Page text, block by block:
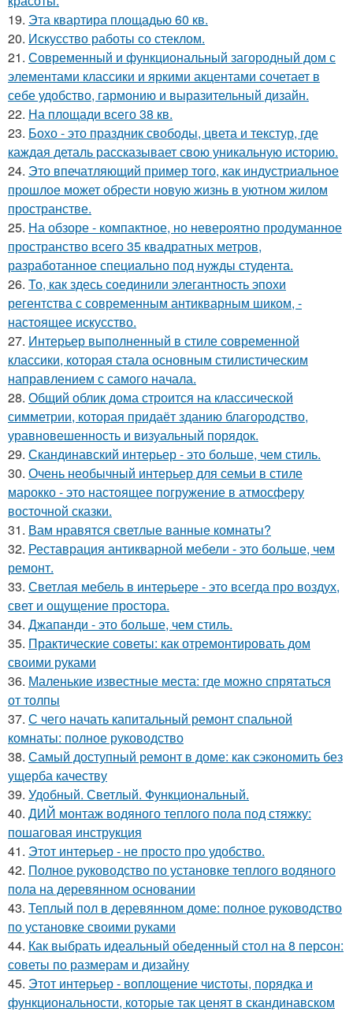
19. Эта квартира площадью 60 кв.
20. Искусство работы со стеклом.
21. Современный и функциональный загородный дом с
элементами классики и яркими акцентами сочетает в
себе удобство, гармонию и выразительный дизайн.
22. На площади всего 38 кв.
23. Бохо - это праздник свободы, цвета и текстур, где
каждая деталь рассказывает свою уникальную историю.
24. Это впечатляющий пример того, как индустриальное
прошлое может обрести новую жизнь в уютном жилом
пространстве.
25. На обзоре - компактное, но невероятно продуманное
пространство всего 35 квадратных метров,
разработанное специально под нужды студента.
26. То, как здесь соединили элегантность эпохи
регентства с современным антикварным шиком, -
настоящее искусство.
27. Интерьер выполненный в стиле современной
классики, которая стала основным стилистическим
направлением с самого начала.
28. Общий облик дома строится на классической
симметрии, которая придаёт зданию благородство,
уравновешенность и визуальный порядок.
29. Скандинавский интерьер - это больше, чем стиль.
30. Очень необычный интерьер для семьи в стиле
марокко - это настоящее погружение в атмосферу
восточной сказки.
31. Вам нравятся светлые ванные комнаты?
32. Реставрация антикварной мебели - это больше, чем
ремонт.
33. Светлая мебель в интерьере - это всегда про воздух,
свет и ощущение простора.
34. Джапанди - это больше, чем стиль.
35. Практические советы: как отремонтировать дом
своими руками
36. Маленькие известные места: где можно спрятаться
от толпы
37. С чего начать капитальный ремонт спальной
комнаты: полное руководство
38. Самый доступный ремонт в доме: как сэкономить без
ущерба качеству
39. Удобный. Светлый. Функциональный.
40. ДИЙ монтаж водяного теплого пола под стяжку:
пошаговая инструкция
41. Этот интерьер - не просто про удобство.
42. Полное руководство по установке теплого водяного
пола на деревянном основании
43. Теплый пол в деревянном доме: полное руководство
по установке своими руками
44. Как выбрать идеальный обеденный стол на 8 персон:
советы по размерам и дизайну
45. Этот интерьер - воплощение чистоты, порядка и
функциональности, которые так ценят в скандинавском